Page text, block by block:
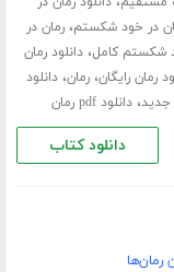
در خود شکستم،رمان در
،دانلود رمان
رمان رایگان،رمان،دانلود
جدید،دانلود pdf رمان
دانلود کتاب
رمان‌ها